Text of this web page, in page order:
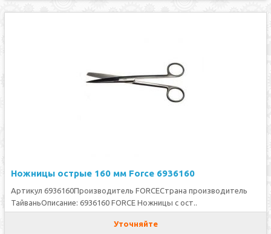
Ножницы острые 160 мм Force 6936160
Артикул 6936160Производитель FORCEСтрана производитель
ТайваньОписание: 6936160 FORCE Ножницы с ост..
Уточняйте